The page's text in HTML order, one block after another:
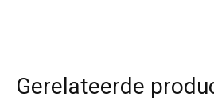
Gerelateerde